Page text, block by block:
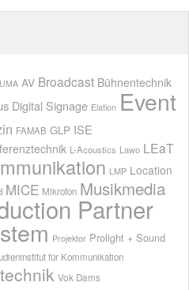
AV Broadcast Bühnentechnik
Digital Signage Elation Event
FAMAB GLP ISE
L-Acoustics Lawo LEaT
LMP Location
MICE Mikrofon Musikmedia
Partner
Projektor Prolight + Sound
für Kommunikation
Vok Dams